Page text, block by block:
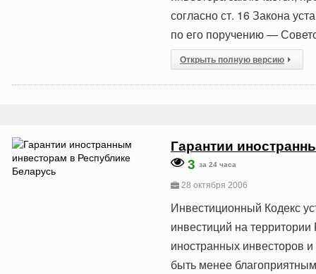
согласно ст. 16 Закона
по его поручению —
Открыть полную версию
Гарантии
3 за 24 часа
28 октября 2006
Инвестиционный Кодекс
инвестиций на
иностранных инвесторов
быть менее